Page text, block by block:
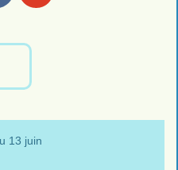
13 juin